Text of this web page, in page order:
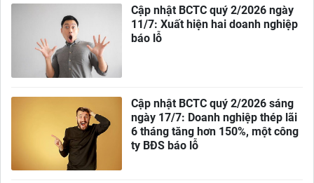
Cập nhật BCTC quý 2/2026 ngày
11/7: Xuất hiện hai doanh nghiệp
báo lỗ
Cập nhật BCTC quý 2/2026 sáng
ngày 17/7: Doanh nghiệp thép lãi
6 tháng tăng hơn 150%, một công
ty BĐS báo lỗ